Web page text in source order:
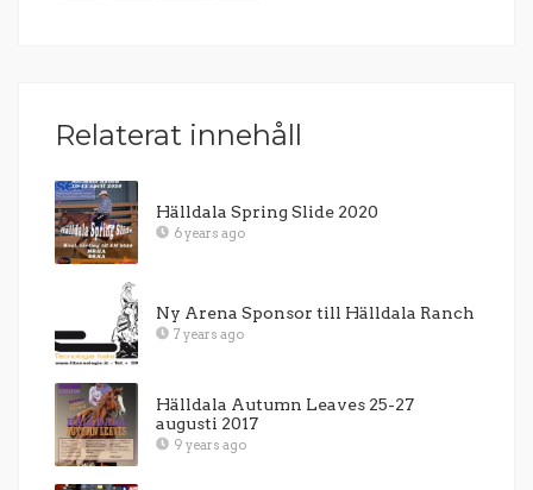
Relaterat innehåll
Hälldala Spring Slide 2020
6 years ago
Ny Arena Sponsor till Hälldala Ranch
7 years ago
Hälldala Autumn Leaves 25-27
augusti 2017
9 years ago